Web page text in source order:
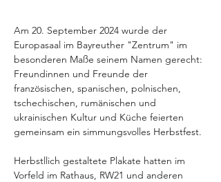
Am 20. September 2024 wurde der
Europasaal im Bayreuther "Zentrum" im
besonderen Maße seinem Namen gerecht:
Freundinnen und Freunde der
französischen, spanischen, polnischen,
tschechischen, rumänischen und
ukrainischen Kultur und Küche feierten
gemeinsam ein simmungsvolles Herbstfest.
Herbstllich gestaltete Plakate hatten im
Vorfeld im Rathaus, RW21 und anderen